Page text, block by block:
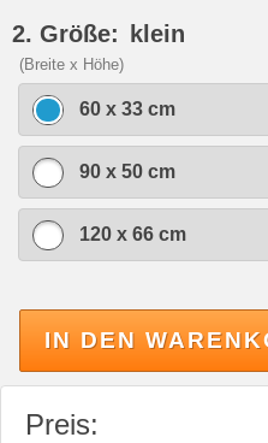
2. Größe: klein
(Breite x Höhe)
60 x 33 cm
90 x 50 cm
120 x 66 cm
IN DEN
Preis: